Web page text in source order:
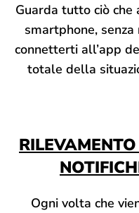
Guarda tutto ciò
smartphone,
connetterti all’app
totale della
Ogni volta che